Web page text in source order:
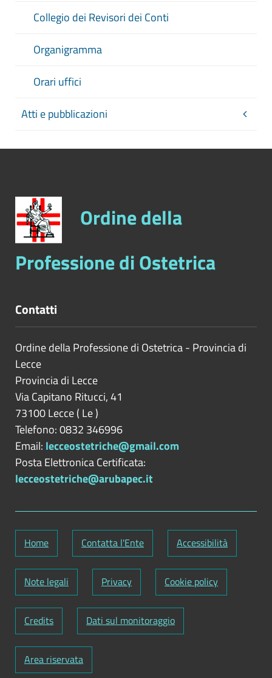
Collegio dei Revisori dei Conti
Organigramma
Orari uffici
Atti e pubblicazioni
Ordine della
Professione di Ostetrica
Contatti
Ordine della Professione di Ostetrica - Provincia di
Lecce
Provincia di Lecce
Via Capitano Ritucci, 41
73100Lecce( Le)
Telefono: 0832 346996
Email: lecceostetriche@gmail.com
Posta Elettronica Certificata:
lecceostetriche@arubapec.it
Home Contatta l'Ente Accessibilità
Note legali Privacy Cookie policy
Credits Dati sul monitoraggio
Area riservata